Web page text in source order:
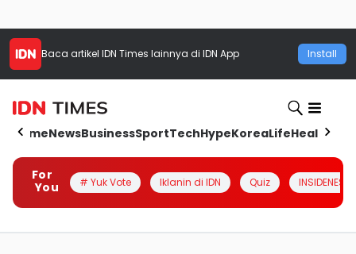
Baca artikel IDN Times lainnya di IDN App Install
HomeNewsBusinessSportTechHypeKoreaLifeHealth
For
You
# Yuk Vote Iklanin di IDN Quiz INSIDENESIA